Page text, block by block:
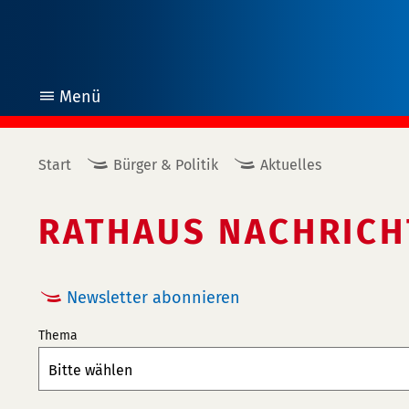
Menü
öffnen
Start Bürger & Politik Aktuelles
RATHAUS
Newsletter abonnieren
Thema